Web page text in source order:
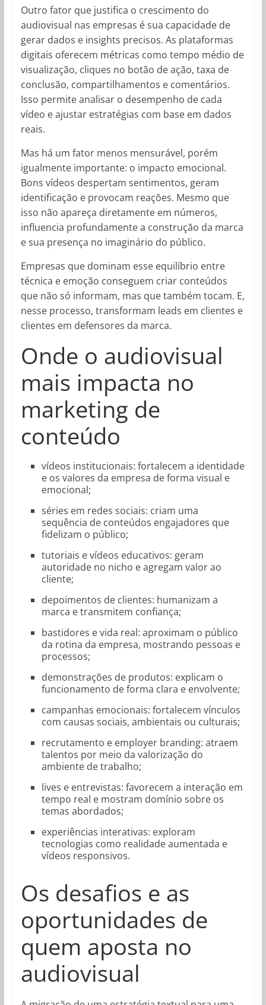
Outro fator que justifica o crescimento do
audiovisual nas empresas é sua capacidade de
gerar dados e insights precisos. As plataformas
digitais oferecem métricas como tempo médio de
visualização, cliques no botão de ação, taxa de
conclusão, compartilhamentos e comentários.
Isso permite analisar o desempenho de cada
vídeo e ajustar estratégias com base em dados
reais.
Mas há um fator menos mensurável, porém
igualmente importante: o impacto emocional.
Bons vídeos despertam sentimentos, geram
identificação e provocam reações. Mesmo que
isso não apareça diretamente em números,
influencia profundamente a construção da marca
e sua presença no imaginário do público.
Empresas que dominam esse equilíbrio entre
técnica e emoção conseguem criar conteúdos
que não só informam, mas que também tocam. E,
nesse processo, transformam leads em clientes e
clientes em defensores da marca.
Onde o audiovisual
mais impacta no
marketing de
conteúdo
vídeos institucionais: fortalecem a identidade
e os valores da empresa de forma visual e
emocional;
séries em redes sociais: criam uma
sequência de conteúdos engajadores que
fidelizam o público;
tutoriais e vídeos educativos: geram
autoridade no nicho e agregam valor ao
cliente;
depoimentos de clientes: humanizam a
marca e transmitem confiança;
bastidores e vida real: aproximam o público
da rotina da empresa, mostrando pessoas e
processos;
demonstrações de produtos: explicam o
funcionamento de forma clara e envolvente;
campanhas emocionais: fortalecem vínculos
com causas sociais, ambientais ou culturais;
recrutamento e employer branding: atraem
talentos por meio da valorização do
ambiente de trabalho;
lives e entrevistas: favorecem a interação em
tempo real e mostram domínio sobre os
temas abordados;
experiências interativas: exploram
tecnologias como realidade aumentada e
vídeos responsivos.
Os desafios e as
oportunidades de
quem aposta no
audiovisual